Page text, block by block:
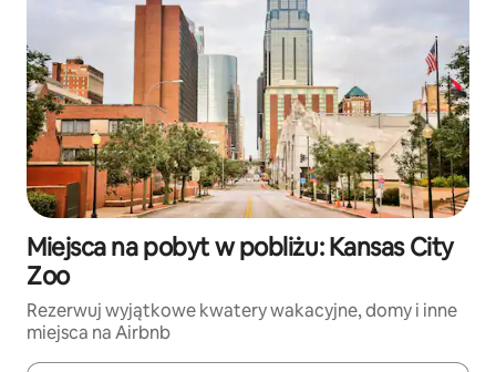
Miejsca na pobyt w pobliżu: Kansas City
Zoo
Rezerwuj wyjątkowe kwatery wakacyjne, domy i inne
miejsca na Airbnb